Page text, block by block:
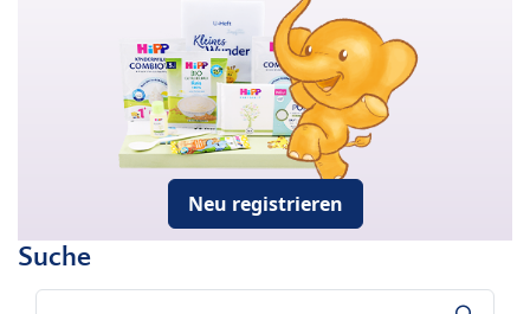
Neu registrieren
Suche